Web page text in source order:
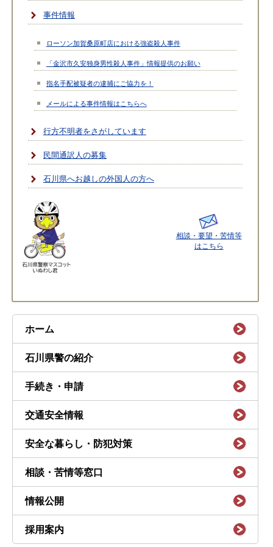
事件情報
ローソン加賀桑原町店における強盗殺人事件
「金沢市久安独身男性殺人事件」情報提供のお願い
指名手配被疑者の逮捕にご協力を！
メールによる事件情報はこちらへ
行方不明者をさがしています
民間通訳人の募集
石川県へお越しの外国人の方へ
相談・要望・苦情等
はこちら
ホーム
石川県警の紹介
手続き・申請
交通安全情報
安全な暮らし・防犯対策
相談・苦情等窓口
情報公開
採用案内